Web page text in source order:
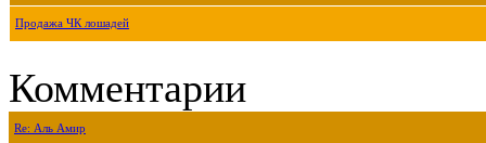
Продажа ЧК лошадей
Комментарии
Re: Аль Амир